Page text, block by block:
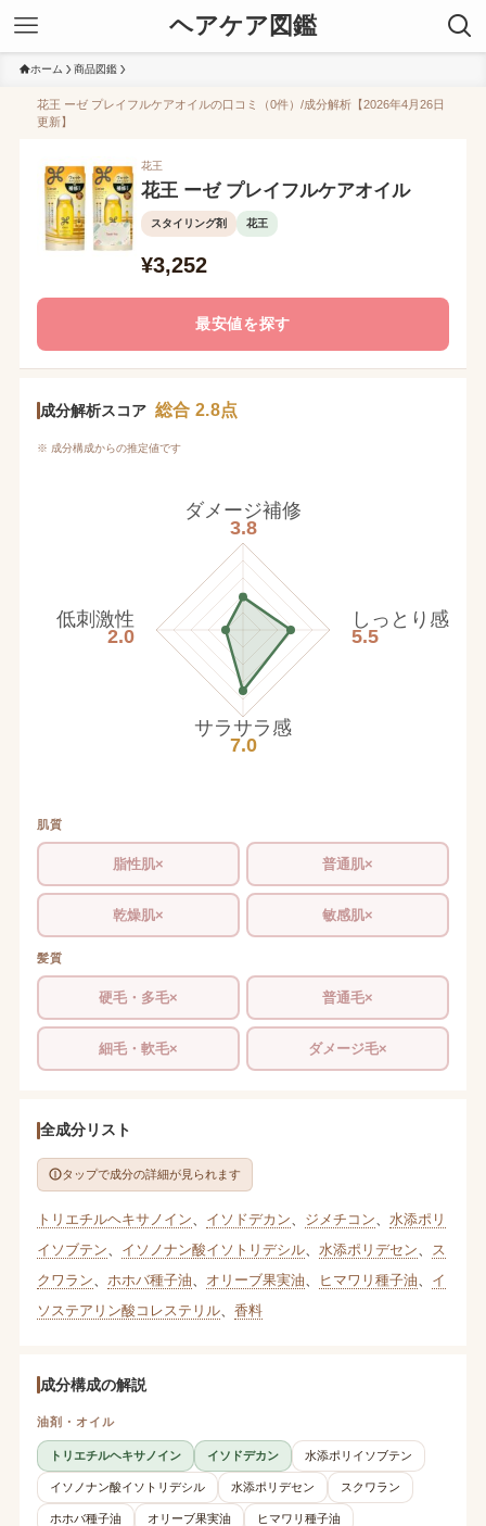
ヘアケア図鑑
ホーム 商品図鑑
花王 ーゼ プレイフルケアオイルの口コミ（0件）/成分解析【2026年4月26日
更新】
花王
花王 ーゼ プレイフルケアオイル
スタイリング剤 花王
¥3,252
最安値を探す
成分解析スコア 総合 2.8点
※ 成分構成からの推定値です
ダメージ補修
3.8
しっとり感
5.5
サラサラ感
7.0
低刺激性
2.0
肌質
脂性肌× 普通肌×
乾燥肌× 敏感肌×
髪質
硬毛・多毛× 普通毛×
細毛・軟毛× ダメージ毛×
全成分リスト
タップで成分の詳細が見られます
トリエチルヘキサノイン イソドデカン ジメチコン
水添ポリ
イソブテン
イソノナン酸イソトリデシル、 水添ポリデセン
ス
クワラン
ホホバ種子油 オリーブ果実油 ヒマワリ種子油
イ
ソステアリン酸コレステリル、 香料
成分構成の解説
油剤・オイル
トリエチルヘキサノイン イソドデカン 水添ポリイソブテン
イソノナン酸イソトリデシル 水添ポリデセン スクワラン
ホホバ種子油 オリーブ果実油 ヒマワリ種子油